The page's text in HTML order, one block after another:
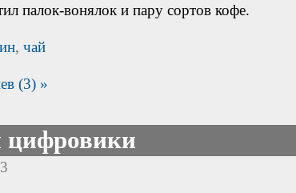
палок-вонялок и пару сортов кофе.
, чай
(3) »